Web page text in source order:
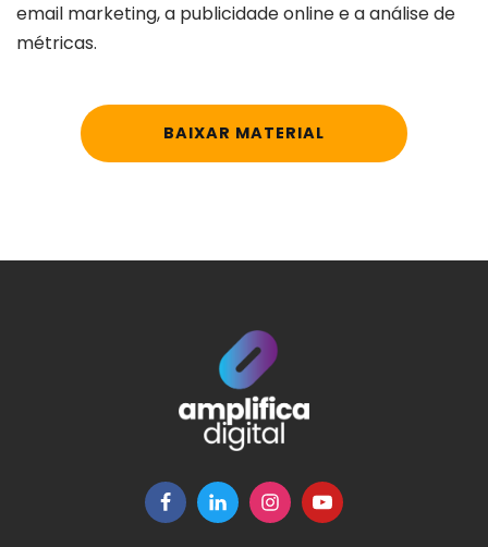
email marketing, a publicidade online e a análise de
métricas.
BAIXAR MATERIAL